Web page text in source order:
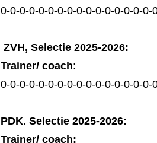
0-0-0-0-0-0-0-0-0-0-0-0-0-0-0-
ZVH, Selectie 2025-2026:
Trainer/ coach:
0-0-0-0-0-0-0-0-0-0-0-0-0-0-0-
PDK. Selectie 2025-2026:
Trainer/ coach: